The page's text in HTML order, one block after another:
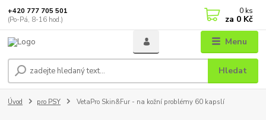
Menu
Hledat
+420 777 705 501
(Po-Pá, 8-16 hod.)
0 ks
za 0 Kč
Úvod pro PSY VetaPro Skin&Fur - na kožní problémy 60 kapslí